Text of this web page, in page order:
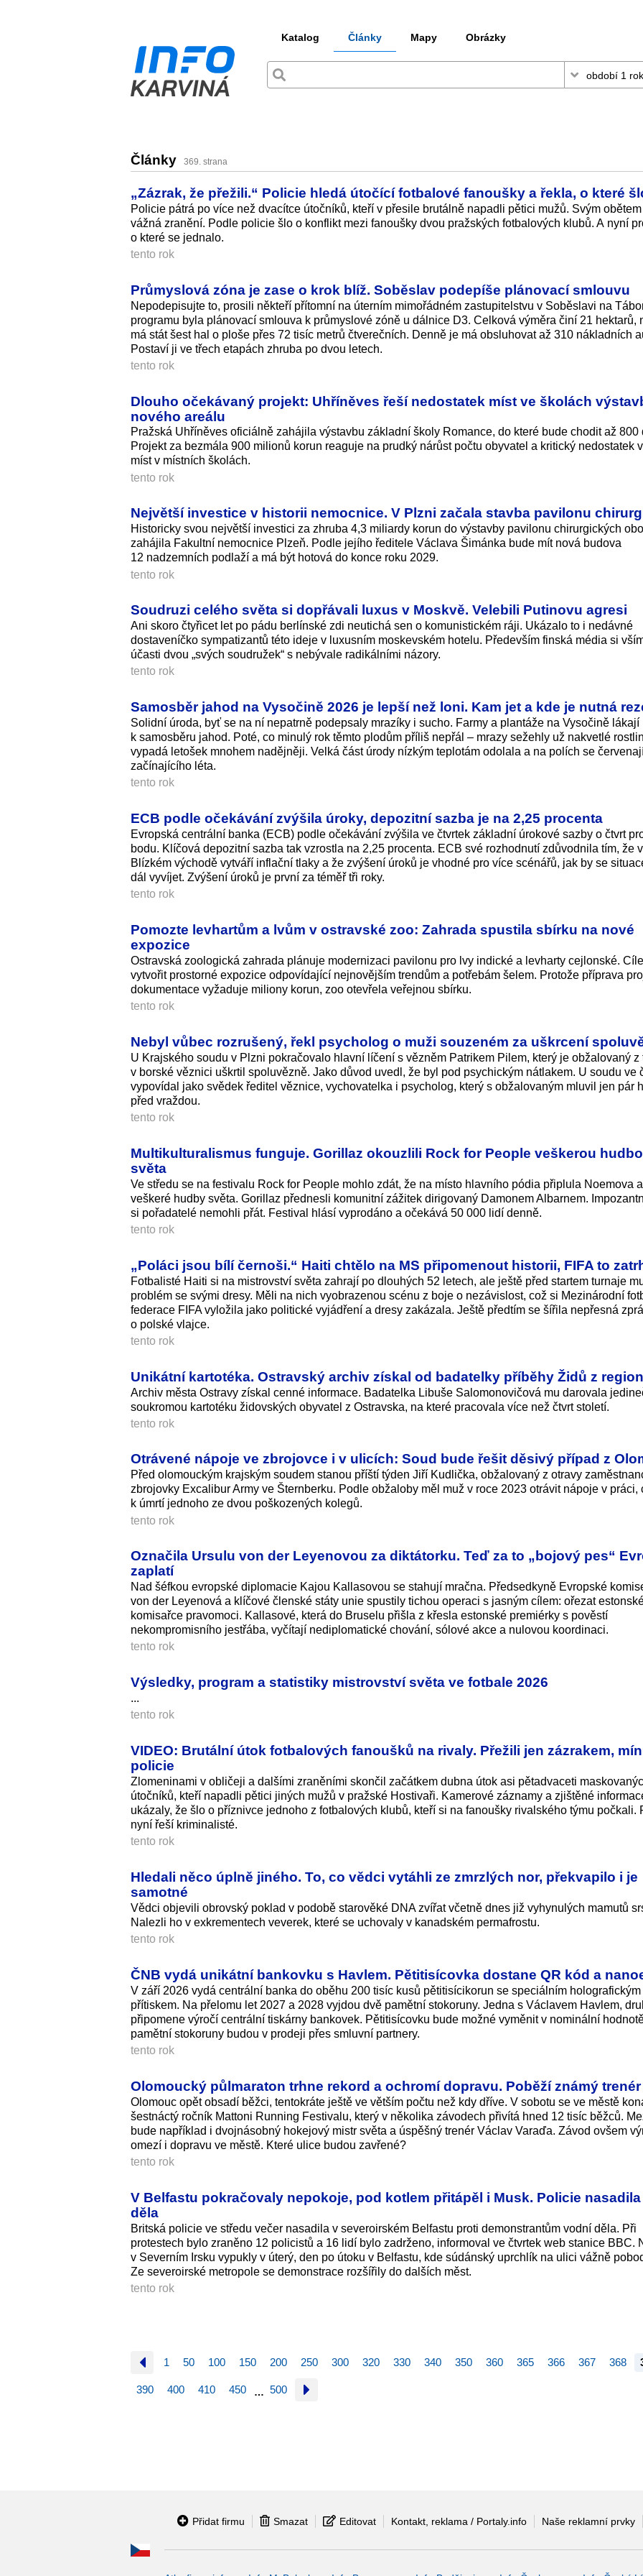
Katalog Články Mapy Obrázky
Články 369. strana
„Zázrak, že přežili.“ Policie hledá útočící fotbalové fanoušky a řekla, o které
Policie pátrá po více než dvacítce útočníků, kteří v přesile brutálně napadli pětici mužů. Svým
vážná zranění. Podle policie šlo o konflikt mezi fanoušky dvou pražských fotbalových klubů. A nyní
o které se jednalo.
tento rok
Průmyslová zóna je zase o krok blíž. Soběslav podepíše plánovací smlouvu
Nepodepisujte to, prosili někteří přítomní na úterním mimořádném zastupitelstvu v Soběslavi na
programu byla plánovací smlouva k průmyslové zóně u dálnice D3. Celková výměra činí 21 hektarů,
má stát šest hal o ploše přes 72 tisíc metrů čtverečních. Denně je má obsluhovat až 310 nákladních
Postaví ji ve třech etapách zhruba po dvou letech.
tento rok
Dlouho očekávaný projekt: Uhříněves řeší nedostatek míst ve školách
nového areálu
Pražská Uhříněves oficiálně zahájila výstavbu základní školy Romance, do které bude chodit až 800
Projekt za bezmála 900 milionů korun reaguje na prudký nárůst počtu obyvatel a kritický nedostatek
míst v místních školách.
tento rok
Největší investice v historii nemocnice. V Plzni začala stavba pavilonu
Historicky svou největší investici za zhruba 4,3 miliardy korun do výstavby pavilonu chirurgických
zahájila Fakultní nemocnice Plzeň. Podle jejího ředitele Václava Šimánka bude mít nová budova
12 nadzemních podlaží a má být hotová do konce roku 2029.
tento rok
Soudruzi celého světa si dopřávali luxus v Moskvě. Velebili Putinovu agresi
Ani skoro čtyřicet let po pádu berlínské zdi neutichá sen o komunistickém ráji. Ukázalo to i nedávné
dostaveníčko sympatizantů této ideje v luxusním moskevském hotelu. Především finská média si
účasti dvou „svých soudružek“ s nebývale radikálními názory.
tento rok
Samosběr jahod na Vysočině 2026 je lepší než loni. Kam jet a kde je nutná
Solidní úroda, byť se na ní nepatrně podepsaly mrazíky i sucho. Farmy a plantáže na Vysočině lákají
k samosběru jahod. Poté, co minulý rok těmto plodům příliš nepřál – mrazy sežehly už nakvetlé
vypadá letošek mnohem nadějněji. Velká část úrody nízkým teplotám odolala a na polích se
začínajícího léta.
tento rok
ECB podle očekávání zvýšila úroky, depozitní sazba je na 2,25 procenta
Evropská centrální banka (ECB) podle očekávání zvýšila ve čtvrtek základní úrokové sazby o čtvrt
bodu. Klíčová depozitní sazba tak vzrostla na 2,25 procenta. ECB své rozhodnutí zdůvodnila tím, že
Blízkém východě vytváří inflační tlaky a že zvýšení úroků je vhodné pro více scénářů, jak by se
dál vyvíjet. Zvýšení úroků je první za téměř tři roky.
tento rok
Pomozte levhartům a lvům v ostravské zoo: Zahrada spustila sbírku na nové
expozice
Ostravská zoologická zahrada plánuje modernizaci pavilonu pro lvy indické a levharty cejlonské.
vytvořit prostorné expozice odpovídající nejnovějším trendům a potřebám šelem. Protože příprava
dokumentace vyžaduje miliony korun, zoo otevřela veřejnou sbírku.
tento rok
Nebyl vůbec rozrušený, řekl psycholog o muži souzeném za uškrcení
U Krajského soudu v Plzni pokračovalo hlavní líčení s vězněm Patrikem Pilem, který je obžalovaný z
v borské věznici uškrtil spoluvězně. Jako důvod uvedl, že byl pod psychickým nátlakem. U soudu ve
vypovídal jako svědek ředitel věznice, vychovatelka i psycholog, který s obžalovaným mluvil jen pár
před vraždou.
tento rok
Multikulturalismus funguje. Gorillaz okouzlili Rock for People veškerou
světa
Ve středu se na festivalu Rock for People mohlo zdát, že na místo hlavního pódia připlula Noemova
veškeré hudby světa. Gorillaz přednesli komunitní zážitek dirigovaný Damonem Albarnem.
si pořadatelé nemohli přát. Festival hlásí vyprodáno a očekává 50 000 lidí denně.
tento rok
„Poláci jsou bílí černoši.“ Haiti chtělo na MS připomenout historii, FIFA to
Fotbalisté Haiti si na mistrovství světa zahrají po dlouhých 52 letech, ale ještě před startem turnaje
problém se svými dresy. Měli na nich vyobrazenou scénu z boje o nezávislost, což si Mezinárodní
federace FIFA vyložila jako politické vyjádření a dresy zakázala. Ještě předtím se šířila nepřesná
o polské vlajce.
tento rok
Unikátní kartotéka. Ostravský archiv získal od badatelky příběhy Židů z
Archiv města Ostravy získal cenné informace. Badatelka Libuše Salomonovičová mu darovala
soukromou kartotéku židovských obyvatel z Ostravska, na které pracovala více než čtvrt století.
tento rok
Otrávené nápoje ve zbrojovce i v ulicích: Soud bude řešit děsivý případ z
Před olomouckým krajským soudem stanou příští týden Jiří Kudlička, obžalovaný z otravy
zbrojovky Excalibur Army ve Šternberku. Podle obžaloby měl muž v roce 2023 otrávit nápoje v práci,
k úmrtí jednoho ze dvou poškozených kolegů.
tento rok
Označila Ursulu von der Leyenovou za diktátorku. Teď za to „bojový pes“
zaplatí
Nad šéfkou evropské diplomacie Kajou Kallasovou se stahují mračna. Předsedkyně Evropské
von der Leyenová a klíčové členské státy unie spustily tichou operaci s jasným cílem: ořezat
komisařce pravomoci. Kallasové, která do Bruselu přišla z křesla estonské premiérky s pověstí
nekompromisního jestřába, vyčítají nediplomatické chování, sólové akce a nulovou koordinaci.
tento rok
Výsledky, program a statistiky mistrovství světa ve fotbale 2026
...
tento rok
VIDEO: Brutální útok fotbalových fanoušků na rivaly. Přežili jen zázrakem,
policie
Zlomeninami v obličeji a dalšími zraněními skončil začátkem dubna útok asi pětadvaceti
útočníků, kteří napadli pětici jiných mužů v pražské Hostivaři. Kamerové záznamy a zjištěné
ukázaly, že šlo o příznivce jednoho z fotbalových klubů, kteří si na fanoušky rivalského týmu počkali.
nyní řeší kriminalisté.
tento rok
Hledali něco úplně jiného. To, co vědci vytáhli ze zmrzlých nor, překvapilo i je
samotné
Vědci objevili obrovský poklad v podobě starověké DNA zvířat včetně dnes již vyhynulých mamutů
Nalezli ho v exkrementech veverek, které se uchovaly v kanadském permafrostu.
tento rok
ČNB vydá unikátní bankovku s Havlem. Pětitisícovka dostane QR kód a
V září 2026 vydá centrální banka do oběhu 200 tisíc kusů pětitisícikorun se speciálním holografickým
přítiskem. Na přelomu let 2027 a 2028 vyjdou dvě pamětní stokoruny. Jedna s Václavem Havlem,
připomene výročí centrální tiskárny bankovek. Pětitisícovku bude možné vyměnit v nominální
pamětní stokoruny budou v prodeji přes smluvní partnery.
tento rok
Olomoucký půlmaraton trhne rekord a ochromí dopravu. Poběží známý
Olomouc opět obsadí běžci, tentokráte ještě ve větším počtu než kdy dříve. V sobotu se ve městě
šestnáctý ročník Mattoni Running Festivalu, který v několika závodech přivítá hned 12 tisíc běžců.
bude například i dvojnásobný hokejový mistr světa a úspěšný trenér Václav Varaďa. Závod ovšem
omezí i dopravu ve městě. Které ulice budou zavřené?
tento rok
V Belfastu pokračovaly nepokoje, pod kotlem přitápěl i Musk. Policie
děla
Britská policie ve středu večer nasadila v severoirském Belfastu proti demonstrantům vodní děla. Při
protestech bylo zraněno 12 policistů a 16 lidí bylo zadrženo, informoval ve čtvrtek web stanice BBC.
v Severním Irsku vypukly v úterý, den po útoku v Belfastu, kde súdánský uprchlík na ulici vážně
Ze severoirské metropole se demonstrace rozšířily do dalších měst.
tento rok
1 50 100 150 200 250 300 320 330 340 350 360 365 366 367 368
390 400 410 450 … 500
Přidat firmu Smazat Editovat Kontakt, reklama / Portaly.info Naše reklamní prvky